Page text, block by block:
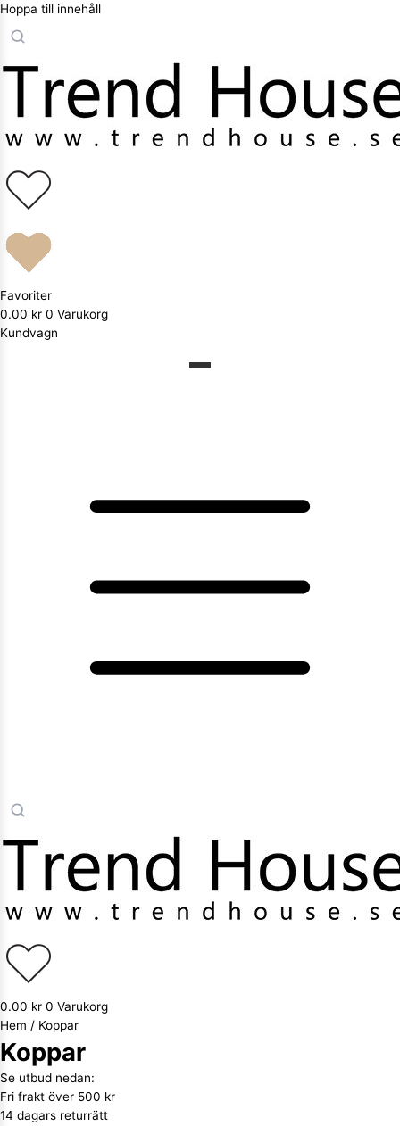
Hoppa till innehåll
Favoriter
0.00 kr 0 Varukorg
Kundvagn
0.00 kr 0 Varukorg
Hem / Koppar
Koppar
Se utbud nedan:
Fri frakt över 500 kr
14 dagars returrätt